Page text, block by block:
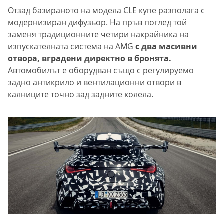
Отзад базираното на модела CLE купе разполага с
модернизиран дифузьор. На пръв поглед той
заменя традиционните четири накрайника на
изпускателната система на AMG с два масивни
отвора, вградени директно в бронята.
Автомобилът е оборудван също с регулируемо
задно антикрило и вентилационни отвори в
калниците точно зад задните колела.